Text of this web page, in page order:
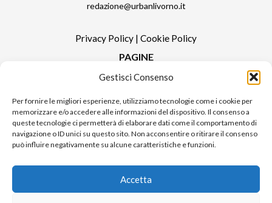
Gestisci Consenso
Per fornire le migliori esperienze, utilizziamo tecnologie come i cookie per
memorizzare e/o accedere alle informazioni del dispositivo. Il consenso a
queste tecnologie ci permetterà di elaborare dati come il comportamento di
navigazione o ID unici su questo sito. Non acconsentire o ritirare il consenso
può influire negativamente su alcune caratteristiche e funzioni.
Accetta
redazione@urbanlivorno.it
Privacy Policy | Cookie Policy
PAGINE
Redazione
Contatti
Pubblicità
Sitemap
RUBRICHE